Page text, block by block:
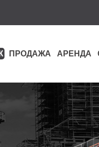
ПРОДАЖА АРЕНДА